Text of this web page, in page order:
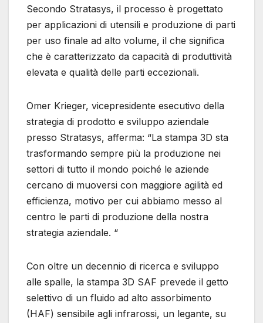
Secondo Stratasys, il processo è progettato
per applicazioni di utensili e produzione di parti
per uso finale ad alto volume, il che significa
che è caratterizzato da capacità di produttività
elevata e qualità delle parti eccezionali.
Omer Krieger, vicepresidente esecutivo della
strategia di prodotto e sviluppo aziendale
presso Stratasys, afferma: “La stampa 3D sta
trasformando sempre più la produzione nei
settori di tutto il mondo poiché le aziende
cercano di muoversi con maggiore agilità ed
efficienza, motivo per cui abbiamo messo al
centro le parti di produzione della nostra
strategia aziendale. “
Con oltre un decennio di ricerca e sviluppo
alle spalle, la stampa 3D SAF prevede il getto
selettivo di un fluido ad alto assorbimento
(HAF) sensibile agli infrarossi, un legante, su